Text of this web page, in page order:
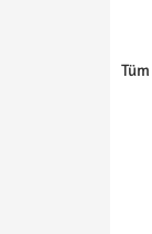
Tüm